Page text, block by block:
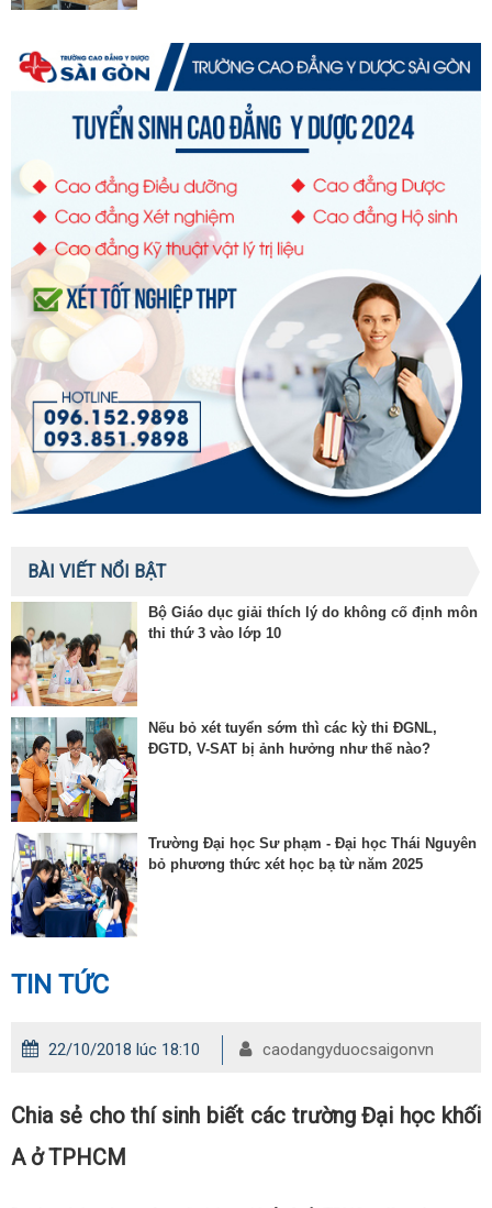
BÀI VIẾT NỔI BẬT
Bộ Giáo dục giải thích lý do không cố định môn
thi thứ 3 vào lớp 10
Nếu bỏ xét tuyển sớm thì các kỳ thi ĐGNL,
ĐGTD, V-SAT bị ảnh hưởng như thế nào?
Trường Đại học Sư phạm - Đại học Thái Nguyên
bỏ phương thức xét học bạ từ năm 2025
TIN TỨC
22/10/2018 lúc 18:10 caodangyduocsaigonvn
Chia sẻ cho thí sinh biết các trường Đại học khối
A ở TPHCM